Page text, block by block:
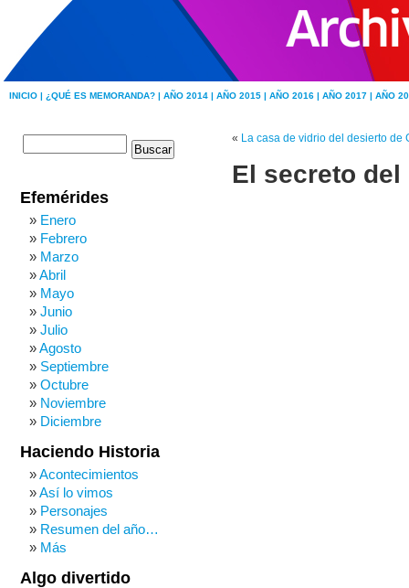
INICIO | ¿QUÉ ES MEMORANDA? | AÑO 2014 | AÑO 2015 | AÑO 2016 | AÑO 2017 | AÑO
« La casa de vidrio del desierto de
El secreto del
Efemérides
Enero
Febrero
Marzo
Abril
Mayo
Junio
Julio
Agosto
Septiembre
Octubre
Noviembre
Diciembre
Haciendo Historia
Acontecimientos
Así lo vimos
Personajes
Resumen del año…
Más
Algo divertido